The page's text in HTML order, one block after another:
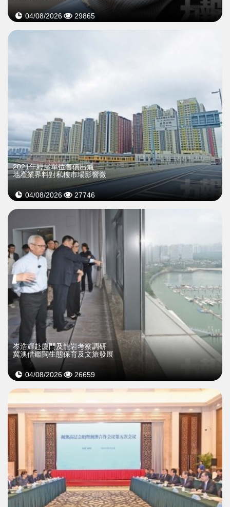
04/08/2026 29865
2021年經屋單位售價出爐
地產業界料對私樓市場影響微
04/08/2026 27746
岑浩輝赴廈門及龍岩考察調研
冀澳借鑑閩生態保育及文旅發展
04/08/2026 26659